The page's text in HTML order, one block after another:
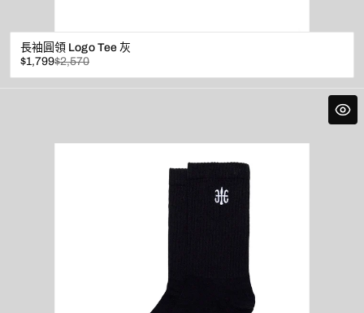
長袖圓領 Logo Tee 灰
已
折
$1,799
原
價
$2,570